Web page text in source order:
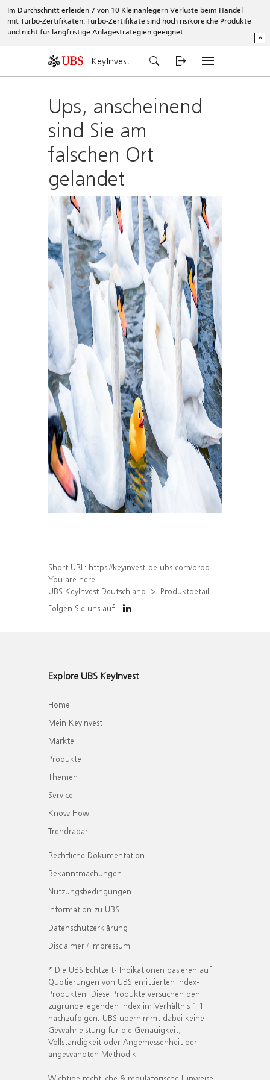
Im Durchschnitt erleiden 7 von 10 Kleinanlegern Verluste beim Handel
mit Turbo-Zertifikaten. Turbo-Zertifikate sind hoch risikoreiche Produkte
und nicht für langfristige Anlagestrategien geeignet.
^
KeyInvest
Ups, anscheinend
sind Sie am
falschen Ort
gelandet
Short URL: https://keyinvest-de.ubs.com/produkt/detail/index/isin/DE000WA4AY96
You are here:
UBS KeyInvest Deutschland
Produktdetail
Folgen Sie uns auf
Explore UBS KeyInvest
Home
Mein KeyInvest
Märkte
Produkte
Themen
Service
Know How
Trendradar
Rechtliche Dokumentation
Bekanntmachungen
Nutzungsbedingungen
Information zu UBS
Datenschutzerklärung
Disclaimer / Impressum
* Die UBS Echtzeit- Indikationen basieren auf
Quotierungen von UBS emittierten Index-
Produkten. Diese Produkte versuchen den
zugrundeliegenden Index im Verhältnis 1:1
nachzufolgen. UBS übernimmt dabei keine
Gewährleistung für die Genauigkeit,
Vollständigkeit oder Angemessenheit der
angewandten Methodik.